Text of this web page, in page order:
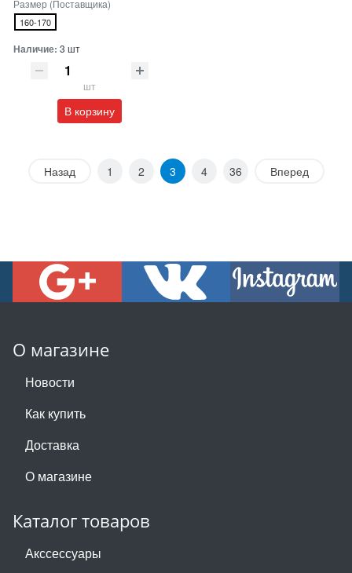
Размер (Поставщика)
160-170
Наличие: 3 шт
шт
В корзину
Назад 1 2 3 4 36 Вперед
О магазине
Новости
Как купить
Доставка
О магазине
Каталог товаров
Акссессуары